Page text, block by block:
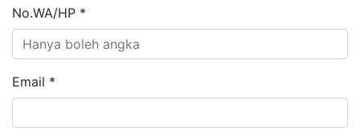
No.WA/HP *
Email *